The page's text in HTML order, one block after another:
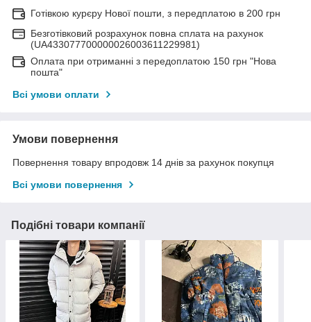
Готівкою курєру Нової пошти, з передплатою в 200 грн
Безготівковий розрахунок повна сплата на рахунок
(UA433077700000026003611229981)
Оплата при отриманні з передоплатою 150 грн "Нова
пошта"
Всі умови оплати
Умови повернення
Повернення товару впродовж 14 днів за рахунок покупця
Всі умови повернення
Подібні товари компанії